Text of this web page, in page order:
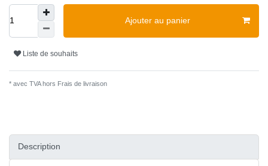
Ajouter au panier
Liste de souhaits
* avec TVA hors Frais de livraison
Description